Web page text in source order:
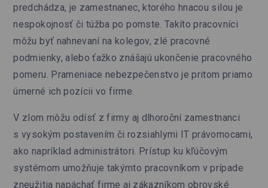
predchádza, je zamestnanec, ktorého hnacou silou je
nespokojnosť či túžba po pomste. Takíto pracovníci
môžu byť nahnevaní na kolegov, zlé pracovné
podmienky, alebo ťažko znášajú ukončenie pracovného
pomeru. Prameniace nebezpečenstvo je pritom priamo
úmerné ich pozícii vo firme.
V zlom môžu odísť z firmy aj dlhoroční zamestnanci
s vysokým postavením či rozsiahlymi IT právomocami,
ako napríklad administrátori. Prístup ku kľúčovým
systémom umožňuje takýmto pracovníkom v prípade
zneužitia napáchať firme aj zákazníkom obrovské